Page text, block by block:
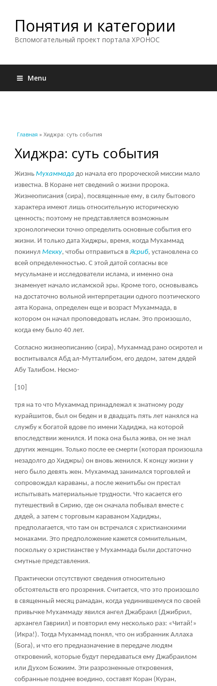
Понятия и категории
Вспомогательный проект портала ХРОНОС
Menu
Вы здесь
Главная » Хиджра: суть события
Хиджра: суть события
Жизнь Мухаммада до начала его пророческой миссии мало
известна. В Коране нет сведений о жизни пророка.
Жизнеописания (сира), посвященные ему, в силу бытового
характера имеют лишь относительную историческую
ценность; поэтому не представляется возможным
хронологически точно определить основные события его
жизни. И только дата Хиджры, время, когда Мухаммад
покинул Мекку, чтобы отправиться в Ясриб, установлена со
всей определенностью. С этой датой согласны все
мусульмане и исследователи ислама, и именно она
знаменует начало исламской эры. Кроме того, основываясь
на достаточно вольной интерпретации одного поэтического
аята Корана, определен еще и возраст Мухаммада, в
котором он начал проповедовать ислам. Это произошло,
когда ему было 40 лет.
Согласно жизнеописанию (сира), Мухаммад рано осиротел и
воспитывался Абд ал-Мутталибом, его дедом, затем дядей
Абу Талибом. Несмо-
[10]
тря на то что Мухаммад принадлежал к знатному роду
курайшитов, был он беден и в двадцать пять лет нанялся на
службу к богатой вдове по имени Хадиджа, на которой
впоследствии женился. И пока она была жива, он не знал
других женщин. Только после ее смерти (которая произошла
незадолго до Хиджры) он вновь женился. К концу жизни у
него было девять жен. Мухаммад занимался торговлей и
сопровождал караваны, а после женитьбы он престал
испытывать материальные трудности. Что касается его
путешествий в Сирию, где он сначала побывал вместе с
дядей, а затем с торговым караваном Хадиджы,
предполагается, что там он встречался с христианскими
монахами. Это предположение кажется сомнительным,
поскольку о христианстве у Мухаммада были достаточно
смутные представления.
Практически отсутствуют сведения относительно
обстоятельств его прозрения. Считается, что это произошло
в священный месяц рамадан, когда уединившемуся по своей
привычке Мухаммаду явился ангел Джабраил (Джибрил,
архангел Гавриил) и повторил ему несколько раз: «Читай!»
(Икра!). Тогда Мухаммад понял, что он избранник Аллаха
(Бога), и что его предназначение в передаче людям
откровений, которые будут передаваться ему Джабраилом
или Духом Божиим. Эти разрозненные откровения,
собранные позднее воедино, составят Коран (Куран,